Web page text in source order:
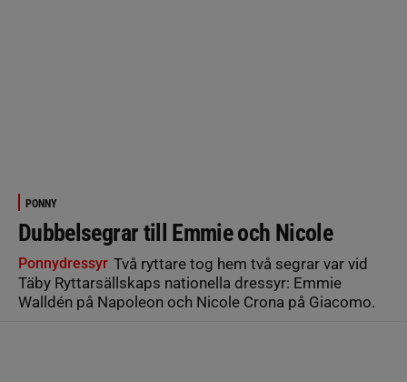
PONNY
Dubbelsegrar till Emmie och Nicole
Ponnydressyr Två ryttare tog hem två segrar var vid
Täby Ryttarsällskaps nationella dressyr: Emmie
Walldén på Napoleon och Nicole Crona på Giacomo.